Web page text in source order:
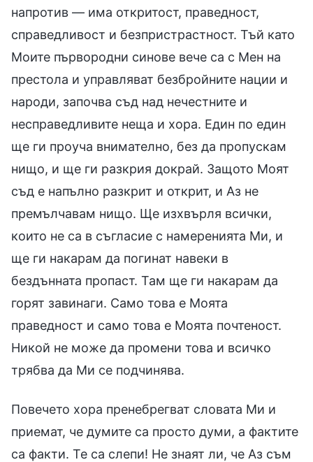
напротив — има откритост, праведност,
справедливост и безпристрастност. Тъй като
Моите първородни синове вече са с Мен на
престола и управляват безбройните нации и
народи, започва съд над нечестните и
несправедливите неща и хора. Един по един
ще ги проуча внимателно, без да пропускам
нищо, и ще ги разкрия докрай. Защото Моят
съд е напълно разкрит и открит, и Аз не
премълчавам нищо. Ще изхвърля всички,
които не са в съгласие с намеренията Ми, и
ще ги накарам да погинат навеки в
бездънната пропаст. Там ще ги накарам да
горят завинаги. Само това е Моята
праведност и само това е Моята почтеност.
Никой не може да промени това и всичко
трябва да Ми се подчинява.
Повечето хора пренебрегват словата Ми и
приемат, че думите са просто думи, а фактите
са факти. Те са слепи! Не знаят ли, че Аз съм